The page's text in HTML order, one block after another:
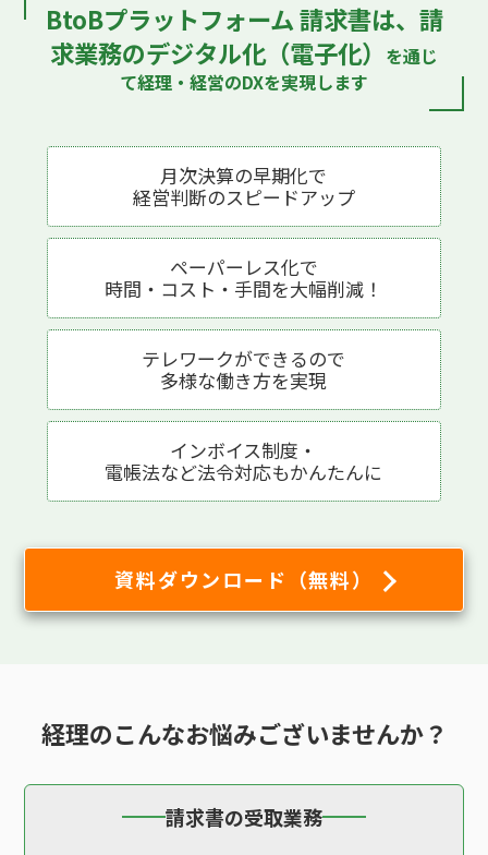
BtoBプラットフォーム 請求書は、 請
求業務のデジタル化（電子化）
を通じ
て経理・経営のDXを実現します
月次決算の早期化で
経営判断のスピードアップ
ペーパーレス化で
時間・コスト・手間を大幅削減！
テレワークができるので
多様な働き方を実現
インボイス制度・
電帳法など法令対応もかんたんに
資料ダウンロード（無料）
経理のこんなお悩みございませんか？
請求書の受取業務